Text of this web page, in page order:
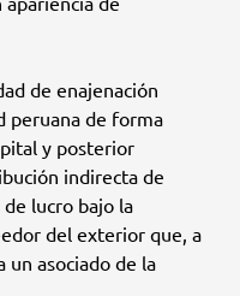
de enajenación
peruana de forma
y posterior
indirecta de
lucro bajo la
del exterior que, a
un asociado de la